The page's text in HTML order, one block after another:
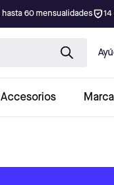
60 mensualidades
Accesorios